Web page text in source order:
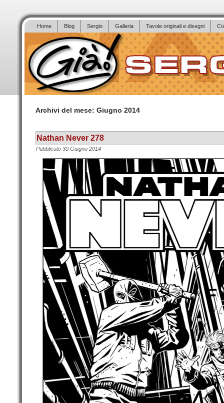
Home Blog Sergio Galleria Tavole originali e disegni
Archivi del mese: Giugno 2014
Nathan Never 278
Pubblicato 30 Giugno 2014